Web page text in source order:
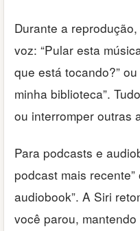
Durante a
voz: “Pular esta
que está tocando?”
minha biblioteca”.
ou interromper outras
Para podcasts e
podcast mais recente”
audiobook”. A Siri
você parou,